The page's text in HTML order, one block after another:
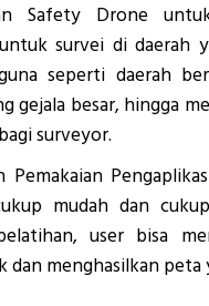
Safety Drone
survei di daerah
seperti daerah
gejala besar, hingga
surveyor.
Pemakaian
mudah dan
user bisa
dan menghasilkan peta